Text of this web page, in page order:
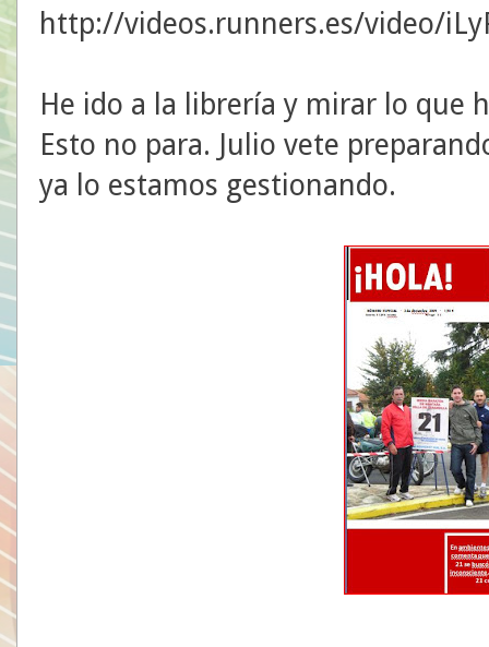
http://videos.runners.es/video/
He ido a la librería y mirar lo que
Esto no para. Julio vete
ya lo estamos gestionando.